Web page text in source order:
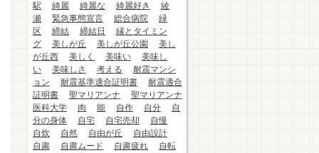
駅
綺麗 綺麗な 綺麗好き
綾
瀬
緊急事態宣言 総合病院
緑
区
締結 締結日
縁とタイミン
グ
美しが丘 美しが丘公園
美し
が丘西
美しく 美味い
美味し
い
美味しさ 考える
耐震マンシ
ョン
耐震基準適合証明書
耐震適合
証明書
聖マリアンナ
聖マリアンナ
医科大学
肉 能 自作 自分
自
分の身体
自宅 自宅売却
自慢
自炊
自然 自由が丘
自由設計
自粛
自粛ムード 自粛疲れ
自転